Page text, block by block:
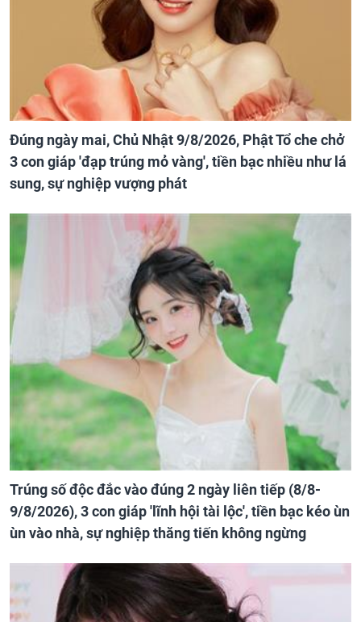
Đúng ngày mai, Chủ Nhật 9/8/2026, Phật Tổ che chở
3 con giáp 'đạp trúng mỏ vàng', tiền bạc nhiều như lá
sung, sự nghiệp vượng phát
Trúng số độc đắc vào đúng 2 ngày liên tiếp (8/8-
9/8/2026), 3 con giáp 'lĩnh hội tài lộc', tiền bạc kéo ùn
ùn vào nhà, sự nghiệp thăng tiến không ngừng